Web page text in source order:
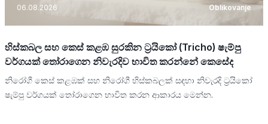
06.08.2026 Oblikovanje
හිස්කබල සහ කෙස් කළඹ සුරකින ට්‍රයිකෝ (Tricho) ෂැම්පු
වර්ගයක් තෝරාගෙන නිවැරදිව භාවිත කරන්නේ කෙසේද
නිරෝගී කෙස් කළඹක් සහ නිරෝගී හිස්කබලක් සඳහා නිවැරදි ට්‍රයිකෝ
ෂැම්පු වර්ගයක් තෝරාගෙන භාවිත කරන ආකාරය මෙන්න.